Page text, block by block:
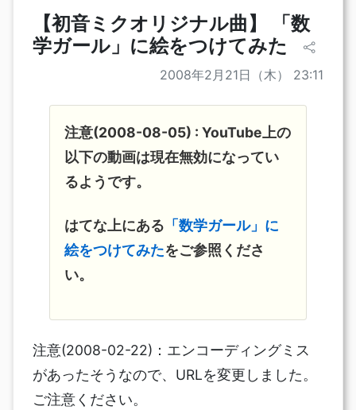
【初音ミクオリジナル曲】 「数
学ガール」に絵をつけてみた
2008年2月21日（木） 23:11
注意(2008-08-05) : YouTube上の
以下の動画は現在無効になってい
るようです。
はてな上にある 「数学ガール」に
絵をつけてみたをご参照くださ
い。
注意(2008-02-22)：エンコーディングミス
があったそうなので、URLを変更しました。
ご注意ください。